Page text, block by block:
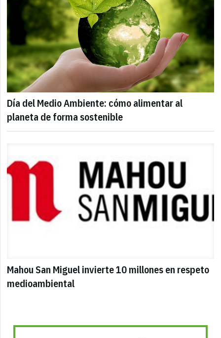
Día del Medio Ambiente: cómo alimentar al
planeta de forma sostenible
Mahou San Miguel invierte 10 millones en respeto
medioambiental